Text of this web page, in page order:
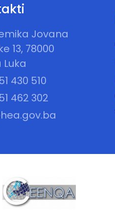
Jovana
13, 78000
Luka
430 510
462 302